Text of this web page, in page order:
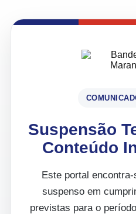
Suspensão
Conteúdo
Este portal
suspenso em
previstas para o